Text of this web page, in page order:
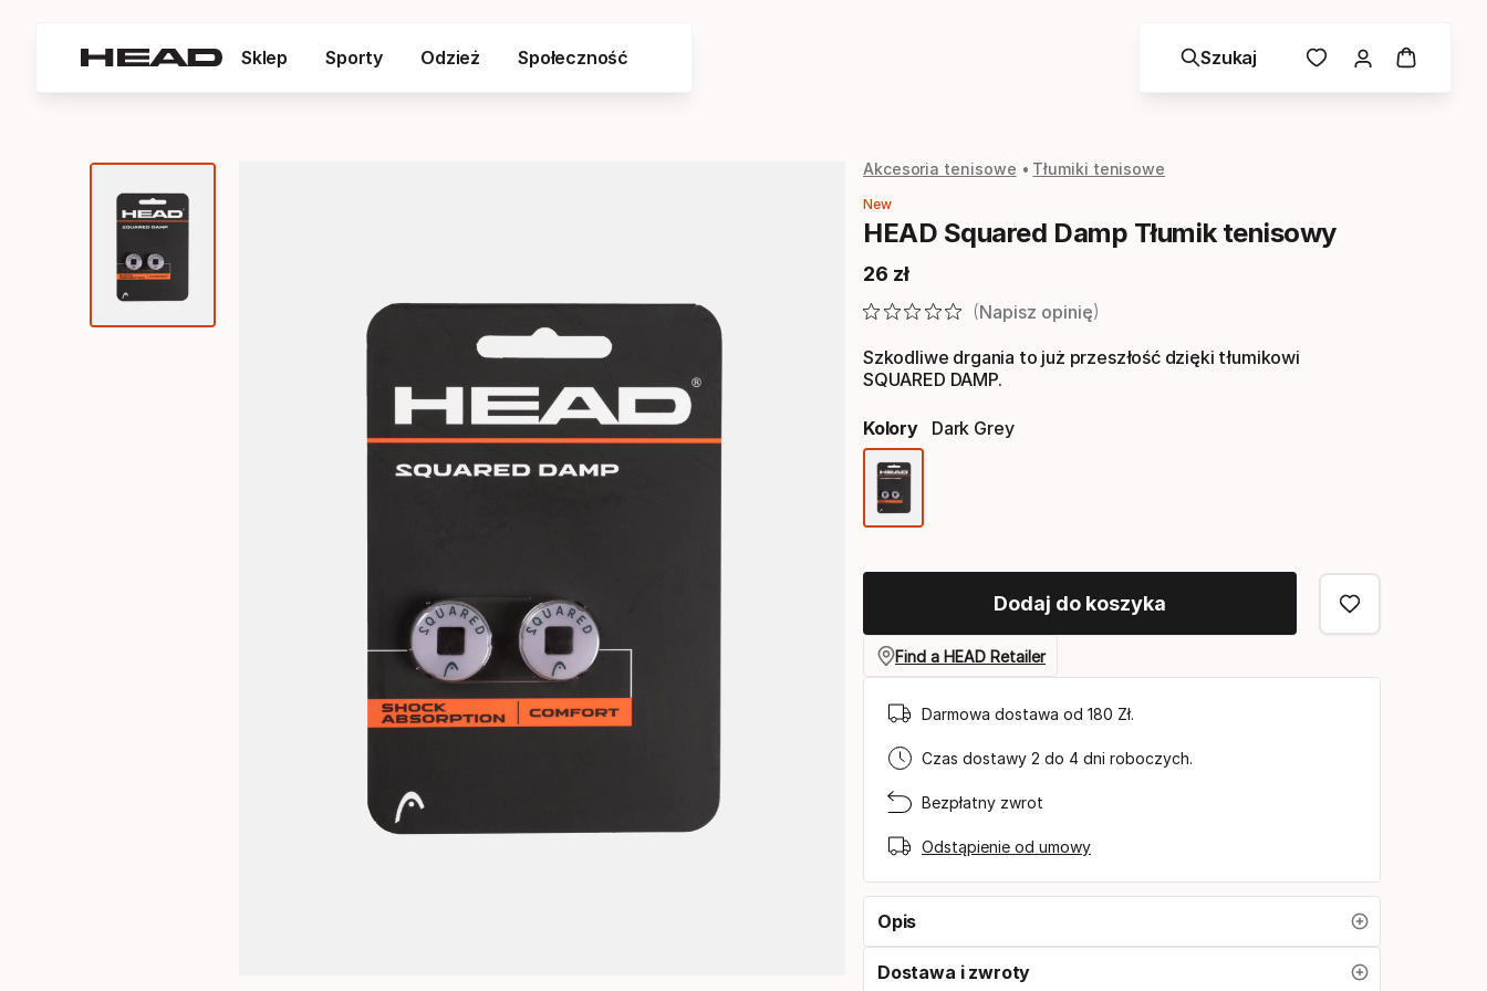
Sklep Sporty Odzież Społeczność Szukaj
Akcesoria tenisowe Tłumiki tenisowe
New
HEAD Squared Damp Tłumik tenisowy
26 zł
Cena końcowa
Napisz opinię
Szkodliwe drgania to już przeszłość dzięki tłumikowi
SQUARED DAMP.
Kolory Dark Grey
Dodaj do koszyka
Find a HEAD Retailer
Darmowa dostawa od 180 Zł.
Czas dostawy 2 do 4 dni roboczych.
Bezpłatny zwrot
Odstąpienie od umowy
Opis
Dostawa i zwroty